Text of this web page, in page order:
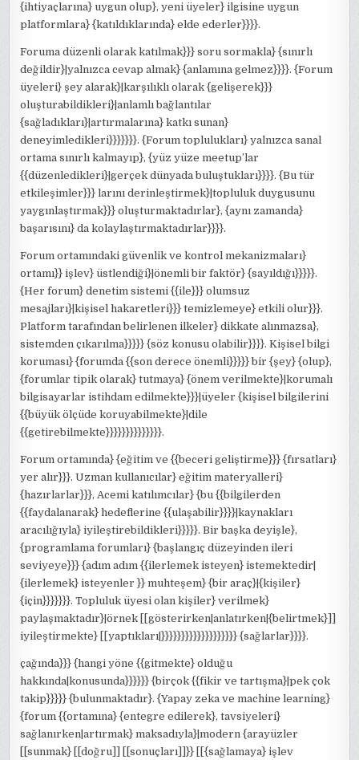
{ihtiyaçlarına} uygun olup}, yeni üyeler} ilgisine uygun
platformlara} {katıldıklarında} elde ederler}}}}.
Foruma düzenli olarak katılmak}}} soru sormakla} {sınırlı
değildir}|yalnızca cevap almak} {anlamına gelmez}}}}. {Forum
üyeleri} şey alarak}|karşılıklı olarak {gelişerek}}}
oluşturabildikleri}|anlamlı bağlantılar
{sağladıkları}|artırmalarına} katkı sunan}
deneyimledikleri}}}}}}}. {Forum toplulukları} yalnızca sanal
ortama sınırlı kalmayıp}, {yüz yüze meetup’lar
{{düzenledikleri}|gerçek dünyada buluştukları}}}}. {Bu tür
etkileşimler}}} larını derinleştirmek}|topluluk duygusunu
yaygınlaştırmak}}} oluşturmaktadırlar}, {aynı zamanda}
başarısını} da kolaylaştırmaktadırlar}}}}.
Forum ortamındaki güvenlik ve kontrol mekanizmaları}
ortamı}} işlev} üstlendiği}|önemli bir faktör} {sayıldığı}}}}}.
{Her forum} denetim sistemi {{ile}}} olumsuz
mesajları}|kişisel hakaretleri}}} temizlemeye} etkili olur}}}.
Platform tarafından belirlenen ilkeler} dikkate alınmazsa},
sistemden çıkarılma}}}}} {söz konusu olabilir}}}}. Kişisel bilgi
koruması} {forumda {{son derece önemli}}}}} bir {şey} {olup},
{forumlar tipik olarak} tutmaya} {önem verilmekte}|korumalı
bilgisayarlar istihdam edilmekte}}}|üyeler {kişisel bilgilerini
{{büyük ölçüde koruyabilmekte}|dile
{{getirebilmekte}}}}}}}}}}}}}}.
Forum ortamında} {eğitim ve {{beceri geliştirme}}} {fırsatları}
yer alır}}}. Uzman kullanıcılar} eğitim materyalleri}
{hazırlarlar}}}, Acemi katılımcılar} {bu {{bilgilerden
{{faydalanarak} hedeflerine {{ulaşabilir}}}}|kaynakları
aracılığıyla} iyileştirebildikleri}}}}}. Bir başka deyişle},
{programlama forumları} {başlangıç düzeyinden ileri
seviyeye}}} {adım adım {{ilerlemek isteyen} istemektedir|
{ilerlemek} isteyenler }} muhteşem} {bir araç}|{kişiler}
{için}}}}}}}. Topluluk üyesi olan kişiler} verilmek}
paylaşmaktadır}|örnek [[gösterirken|anlatırken|{belirtmek}]]
iyileştirmekte} [[yaptıkları|}}}}}}}}}}}}}}}}}}} {sağlarlar}}}}.
çağında}}} {hangi yöne {{gitmekte} olduğu
hakkında|konusunda}}}}}} {birçok {{fikir ve tartışma}|pek çok
takip}}}}} {bulunmaktadır}. {Yapay zeka ve machine learning}
{forum {{ortamına} {entegre edilerek}, tavsiyeleri}
sağlanırken|artırmak} maksadıyla}|modern {arayüzler
[[sunmak} [[doğru]] [[sonuçları]]}} [[{sağlamaya} işlev